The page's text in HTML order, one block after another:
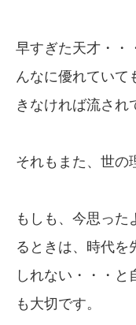
早すぎた天才・・
んなに優れていて
きなければ流され
それもまた、世の
もしも、今思った
るときは、時代を
しれない・・・と
も大切です。